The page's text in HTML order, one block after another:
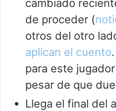
cambiado
de proceder (
otros del otro
aplican el cuento
para este
pesar de que
Llega el final del